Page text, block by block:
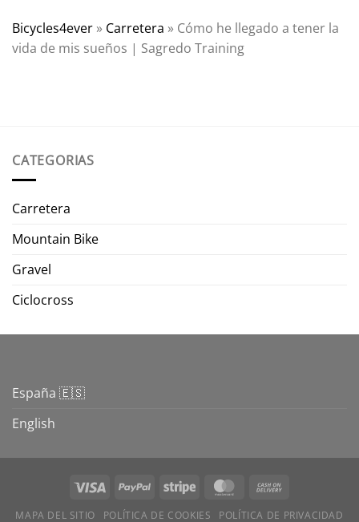
Bicycles4ever » Carretera » Cómo he llegado a tener la
vida de mis sueños | Sagredo Training
CATEGORIAS
Carretera
Mountain Bike
Gravel
Ciclocross
España 🇪🇸
English
Visa PayPal Stripe MasterCard
MAPA DEL SITIO POLÍTICA DE COOKIES POLÍTICA DE PRIVACIDAD